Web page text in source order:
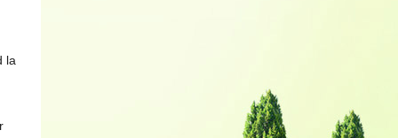
la